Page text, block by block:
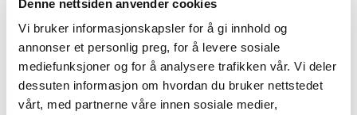
Denne nettsiden anvender cookies
Vi bruker informasjonskapsler for å gi innhold og
annonser et personlig preg, for å levere sosiale
mediefunksjoner og for å analysere trafikken vår. Vi deler
dessuten informasjon om hvordan du bruker nettstedet
vårt, med partnerne våre innen sosiale medier,